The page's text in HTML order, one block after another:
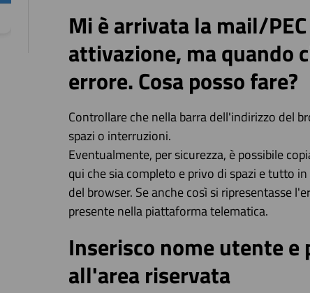
Mi è arrivata la mail/
attivazione, ma quando
errore. Cosa posso fare?
Controllare che nella barra dell'indirizzo del
spazi o interruzioni.
Eventualmente, per sicurezza, è possibile
qui che sia completo e privo di spazi e tutto
del browser. Se anche così si ripresentasse
presente nella piattaforma telematica.
Inserisco nome utente e
all'area riservata